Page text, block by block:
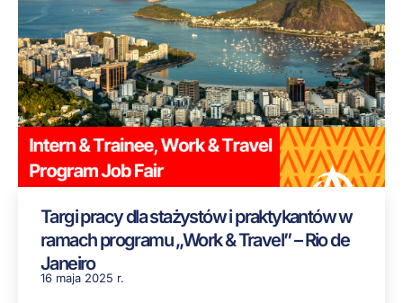
Targi pracy dla stażystów i praktykantów w
ramach programu „Work & Travel” – Rio de
Janeiro
16 maja 2025 r.